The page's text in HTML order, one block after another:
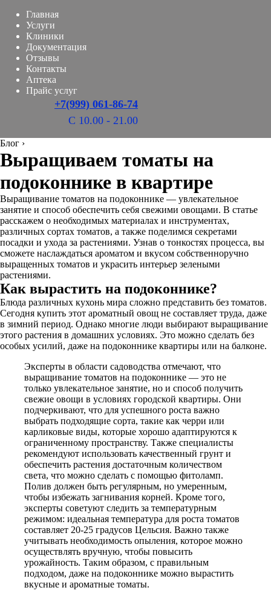
Главная
Услуги
Клиники
Документация
Отзывы
Контакты
Аптека
Прайс услуг
+7(999) 061-86-74
С 10.00 - 21.00
Блог ›
Выращиваем томаты на
подоконнике в квартире
Выращивание томатов на подоконнике — увлекательное
занятие и способ обеспечить себя свежими овощами. В статье
расскажем о необходимых материалах и инструментах,
различных сортах томатов, а также поделимся секретами
посадки и ухода за растениями. Узнав о тонкостях процесса, вы
сможете наслаждаться ароматом и вкусом собственноручно
выращенных томатов и украсить интерьер зелеными
растениями.
Как вырастить на подоконнике?
Блюда различных кухонь мира сложно представить без томатов.
Сегодня купить этот ароматный овощ не составляет труда, даже
в зимний период. Однако многие люди выбирают выращивание
этого растения в домашних условиях. Это можно сделать без
особых усилий, даже на подоконнике квартиры или на балконе.
Эксперты в области садоводства отмечают, что
выращивание томатов на подоконнике — это не
только увлекательное занятие, но и способ получить
свежие овощи в условиях городской квартиры. Они
подчеркивают, что для успешного роста важно
выбрать подходящие сорта, такие как черри или
карликовые виды, которые хорошо адаптируются к
ограниченному пространству. Также специалисты
рекомендуют использовать качественный грунт и
обеспечить растения достаточным количеством
света, что можно сделать с помощью фитоламп.
Полив должен быть регулярным, но умеренным,
чтобы избежать загнивания корней. Кроме того,
эксперты советуют следить за температурным
режимом: идеальная температура для роста томатов
составляет 20-25 градусов Цельсия. Важно также
учитывать необходимость опыления, которое можно
осуществлять вручную, чтобы повысить
урожайность. Таким образом, с правильным
подходом, даже на подоконнике можно вырастить
вкусные и ароматные томаты.